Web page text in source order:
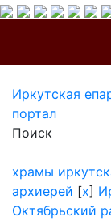
Иркутская
портал
Поиск
храмы
архиерей [x]
Октябрьский